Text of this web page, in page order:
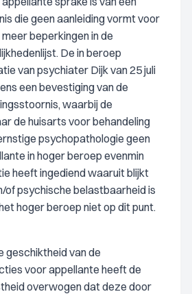
die geen aanleiding vormt voor
beperkingen in de
De in beroep
van psychiater Dijk van 25 juli
een bevestiging van de
waarbij de
de huisarts voor behandeling
psychopathologie geen
in hoger beroep evenmin
heeft ingediend waaruit blijkt
of psychische belastbaarheid is
hoger beroep niet op dit punt.
geschiktheid van de
voor appellante heeft de
overwogen dat deze door